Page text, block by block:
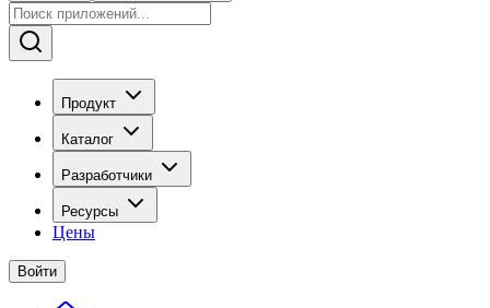
Продукт
Каталог
Разработчики
Ресурсы
Цены
Войти